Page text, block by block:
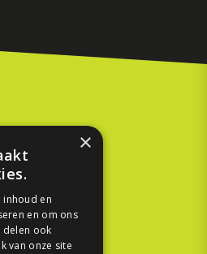
×
inhoud en
en om ons
delen ook
van onze site